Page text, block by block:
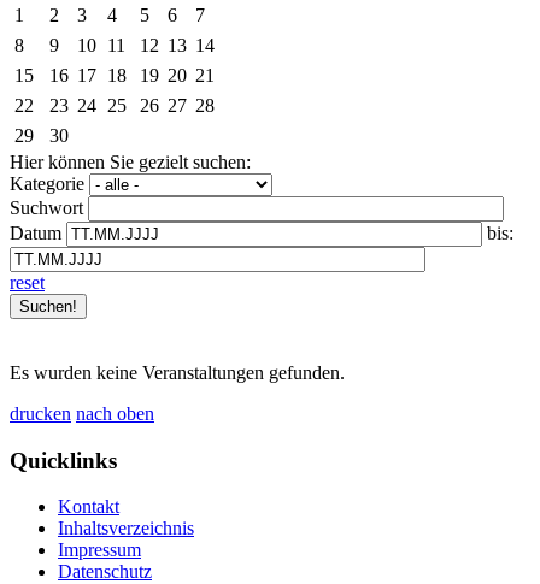
1
2 3 4 5 6
7
8
9 10 11 12 13 14
15
16 17 18 19 20 21
22
23 24 25 26 27 28
29
30
Hier können Sie gezielt suchen:
Kategorie
Suchwort
Datum
bis:
reset
Es wurden keine Veranstaltungen gefunden.
drucken nach oben
Quicklinks
Kontakt
Inhaltsverzeichnis
Impressum
Datenschutz